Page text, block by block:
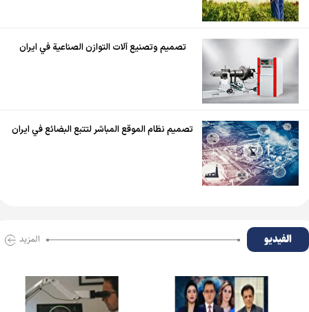
تصميم وتصنيع آلات التوازن الصناعية في ايران
تصميم نظام الموقع المباشر لتتبع البضائع في ايران
الفیدیو المزید